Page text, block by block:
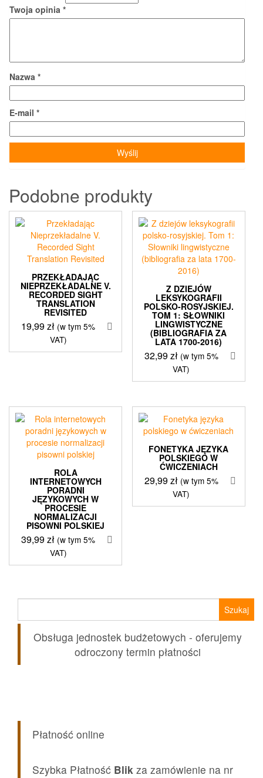
Twoja opinia *
Nazwa *
E-mail *
Podobne produkty
PRZEKŁADAJĄC
NIEPRZEKŁADALNE V.
RECORDED SIGHT
TRANSLATION
REVISITED
19,99zł (w tym 5%
VAT)
Z DZIEJÓW
LEKSYKOGRAFII
POLSKO-ROSYJSKIEJ.
TOM 1: SŁOWNIKI
LINGWISTYCZNE
(BIBLIOGRAFIA ZA
LATA 1700-2016)
32,99zł (w tym 5%
VAT)
ROLA
INTERNETOWYCH
PORADNI
JĘZYKOWYCH W
PROCESIE
NORMALIZACJI
PISOWNI POLSKIEJ
39,99zł (w tym 5%
VAT)
FONETYKA JĘZYKA
POLSKIEGO W
ĆWICZENIACH
29,99zł (w tym 5%
VAT)
Obsługa jednostek budżetowych - oferujemy
odroczony termin płatności
Płatność online
Szybka Płatność Blik za zamówienie na nr